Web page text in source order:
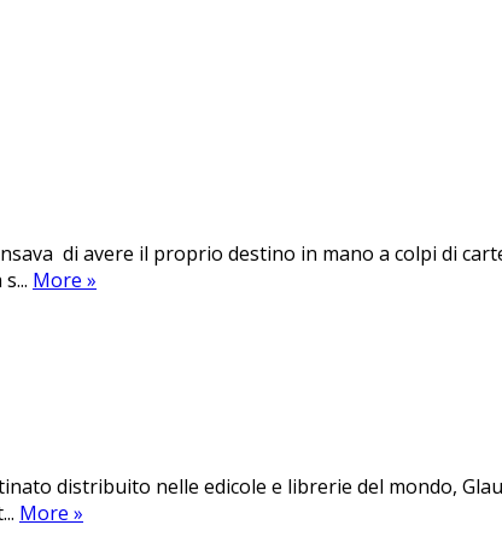
di avere il proprio destino in mano a colpi di
More »
distribuito nelle edicole e librerie del mondo,
More »